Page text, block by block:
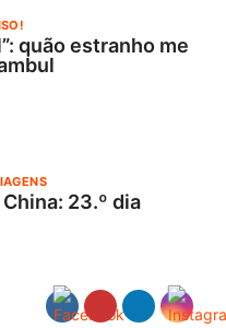
quão estranho me
23.º dia